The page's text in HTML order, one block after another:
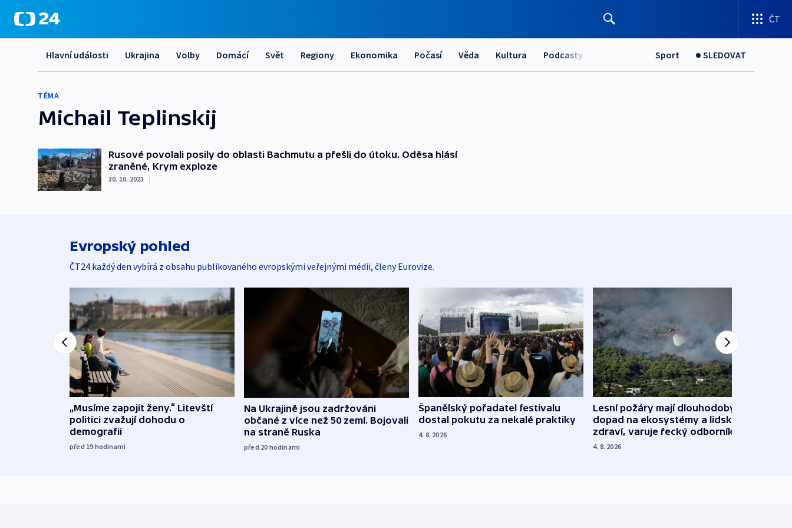
ČT
Hlavní události Ukrajina Volby Domácí Svět Regiony Ekonomika Počasí Věda Kultura Podcasty Sport SLEDOVAT
TÉMA
Michail Teplinskij
Rusové povolali posily do oblasti Bachmutu a přešli do útoku. Oděsa hlásí
zraněné, Krym exploze
30. 10. 2023 |
Evropský pohled
ČT24 každý den vybírá z obsahu publikovaného evropskými veřejnými médii, členy Eurovize.
„Musíme zapojit ženy.“ Litevští
politici zvažují dohodu o
demografii
před 19 hodinami
Na Ukrajině jsou zadržováni
občané z více než 50 zemí. Bojovali
na straně Ruska
před 20 hodinami
Španělský pořadatel festivalu
dostal pokutu za nekalé praktiky
4. 8. 2026
Lesní požáry mají dlouhodobý
dopad na ekosystémy a lidské
zdraví, varuje řecký odborník
4. 8. 2026